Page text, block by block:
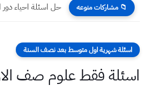
📁 مشاركات منوعه
اسئلة شهرية اول متوسط بعد نصف السنة
اسئلة فقط علوم صف